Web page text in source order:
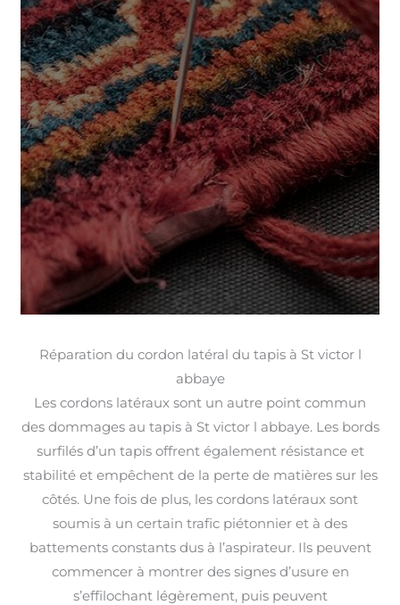
Réparation du cordon latéral du tapis à St victor l
abbaye
Les cordons latéraux sont un autre point commun
des dommages au tapis à St victor l abbaye. Les bords
surfilés d’un tapis offrent également résistance et
stabilité et empêchent de la perte de matières sur les
côtés. Une fois de plus, les cordons latéraux sont
soumis à un certain trafic piétonnier et à des
battements constants dus à l’aspirateur. Ils peuvent
commencer à montrer des signes d’usure en
s’effilochant légèrement, puis peuvent